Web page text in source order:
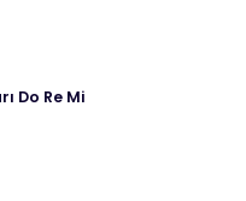
Do Re Mi